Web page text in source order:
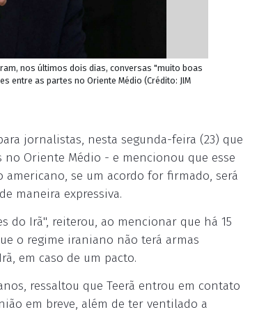
nos últimos dois dias, conversas "muito boas
entre as partes no Oriente Médio (Crédito: JIM
jornalistas, nesta segunda-feira (23) que
Oriente Médio - e mencionou que esse
se um acordo for firmado, será
maneira expressiva.
do Irã", reiterou, ao mencionar que há 15
o regime iraniano não terá armas
em caso de um pacto.
ressaltou que Teerã entrou em contato
em breve, além de ter ventilado a